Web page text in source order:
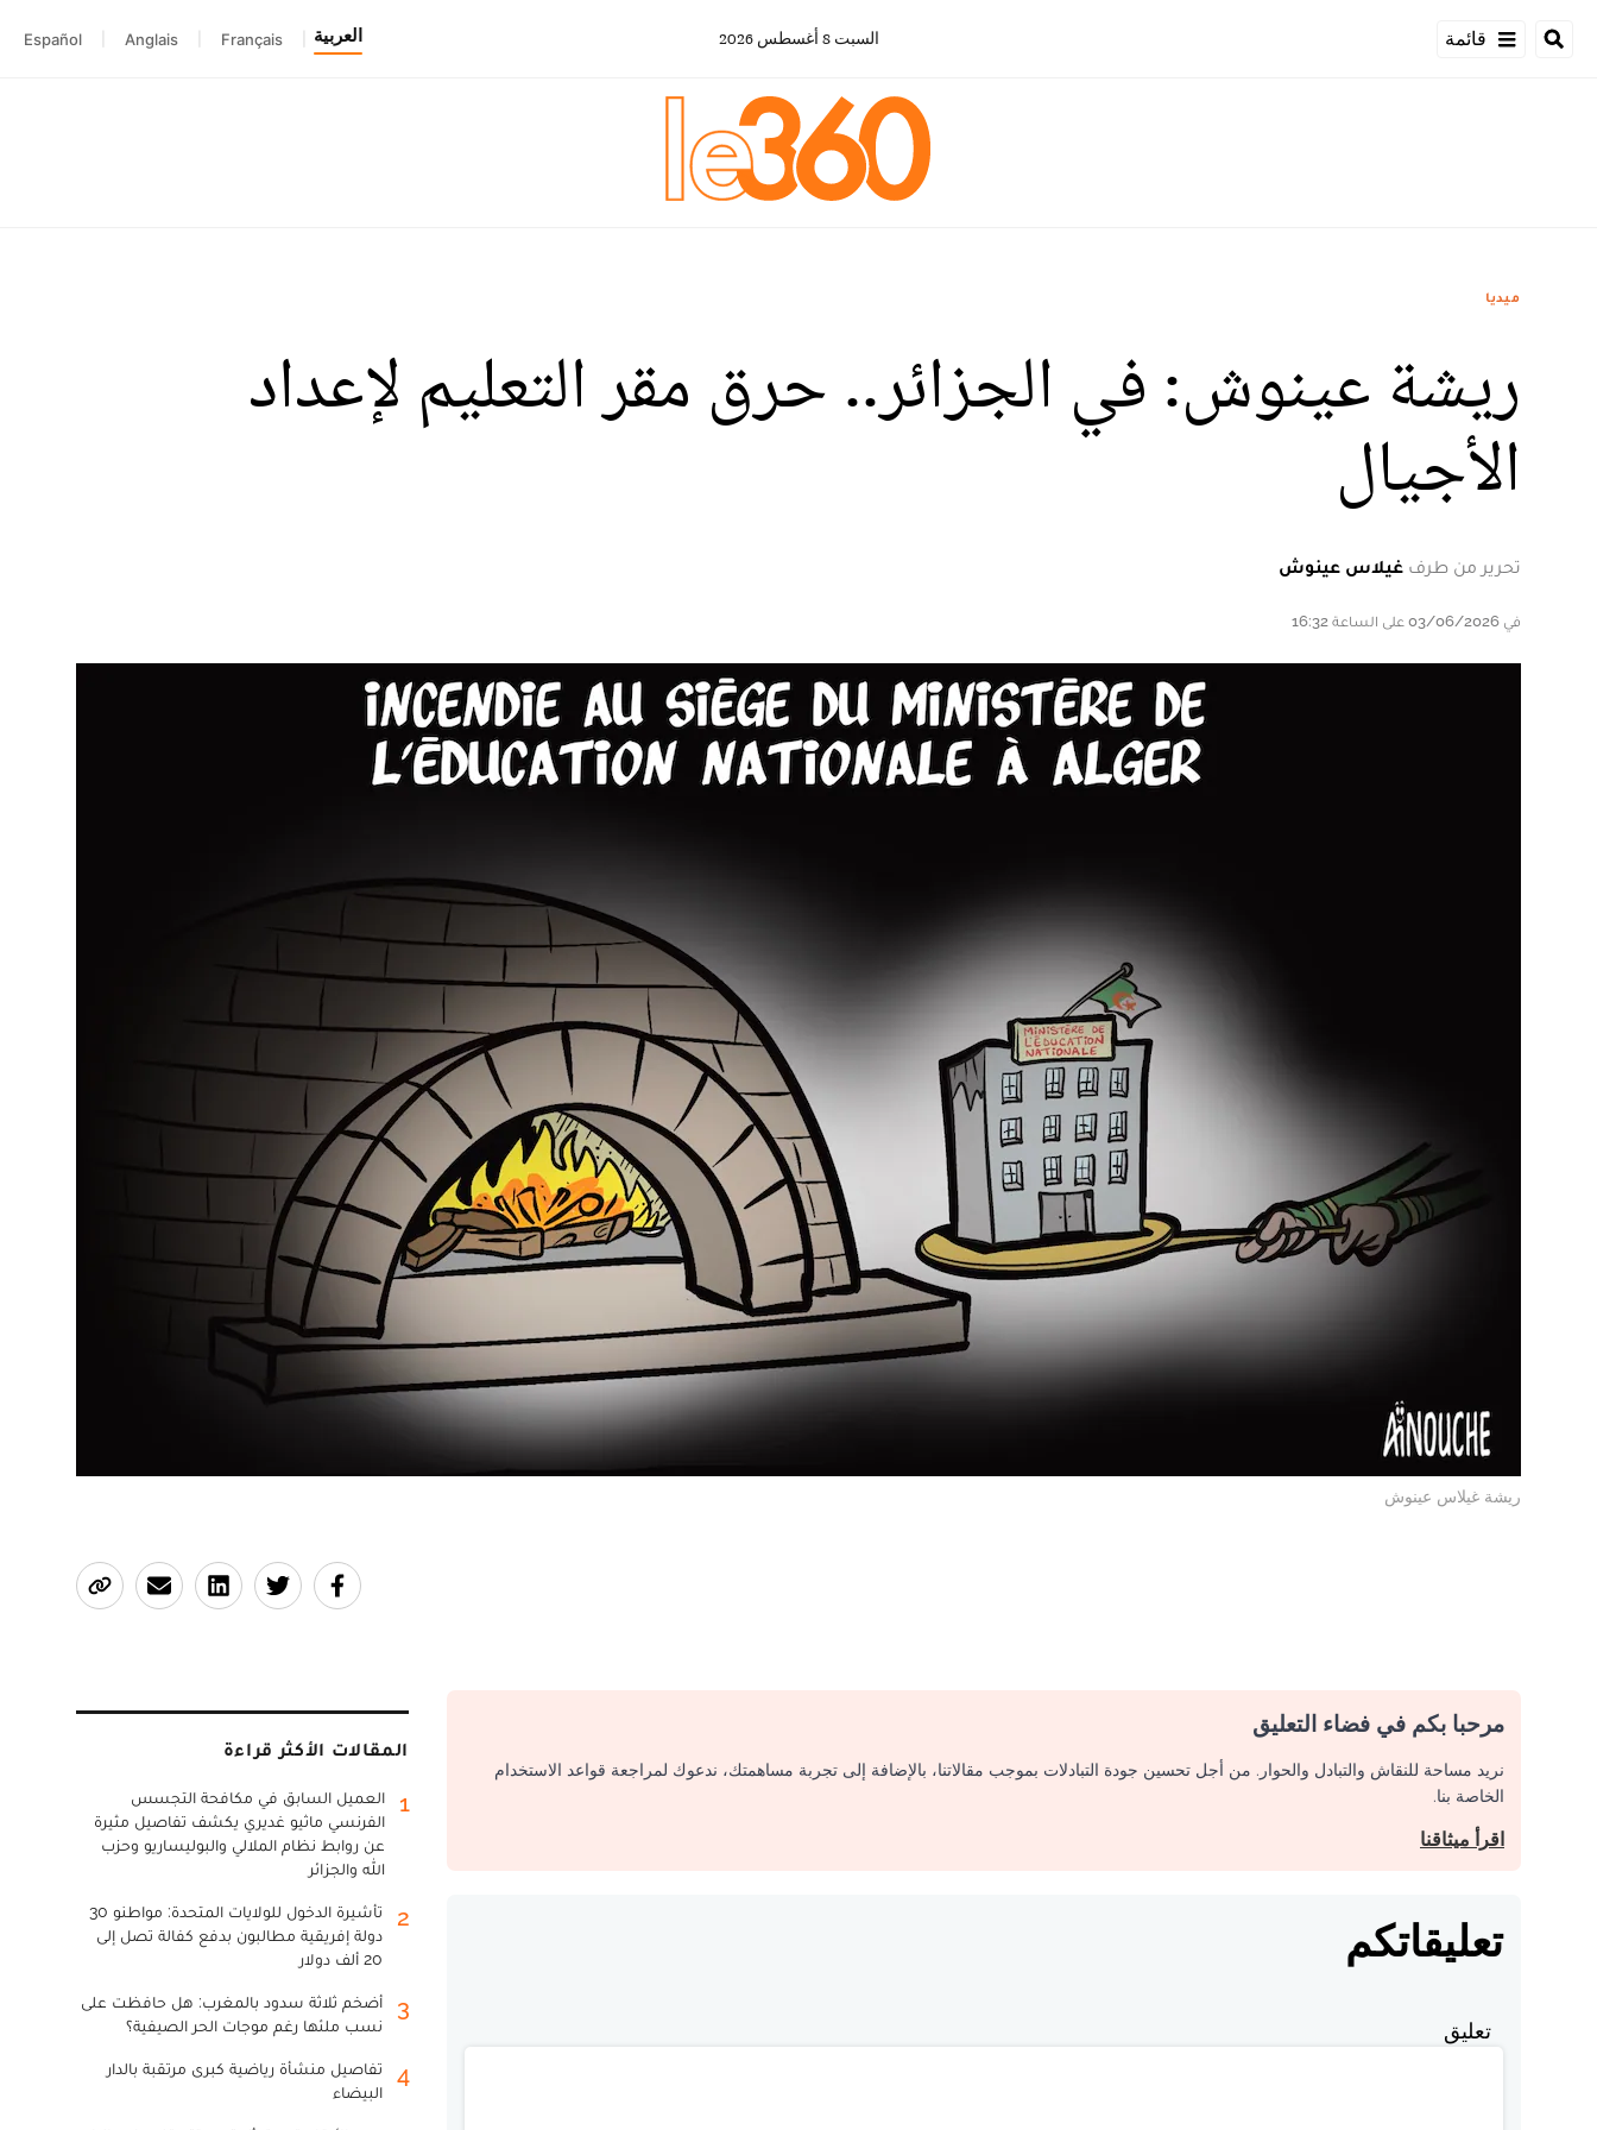
قائمة السبت 8 أغسطس 2026 العربية Français
Anglais
Español
ميديا
ريشة عينوش: في الجزائر.. حرق مقر التعليم لإعداد
الأجيال
تحرير من طرف غيلاس عينوش
في 03/06/2026 على الساعة 16:32
ريشة غيلاس عينوش
مرحبا بكم في فضاء التعليق
نريد مساحة للنقاش والتبادل والحوار. من أجل تحسين جودة التبادلات بموجب مقالاتنا، بالإضافة إلى تجربة مساهمتك، ندعوك لمراجعة قواعد الاستخدام
الخاصة بنا.
اقرأ ميثاقنا
تعليقاتكم
تعليق
المقالات الأكثر قراءة
1
العميل السابق في مكافحة التجسس
الفرنسي ماثيو غديري يكشف تفاصيل مثيرة
عن روابط نظام الملالي والبوليساريو وحزب
الله والجزائر
2
تأشيرة الدخول للولايات المتحدة: مواطنو 30
دولة إفريقية مطالبون بدفع كفالة تصل إلى
20 ألف دولار
3
أضخم ثلاثة سدود بالمغرب: هل حافظت على
نسب ملئها رغم موجات الحر الصيفية؟
4
تفاصيل منشأة رياضية كبرى مرتقبة بالدار
البيضاء